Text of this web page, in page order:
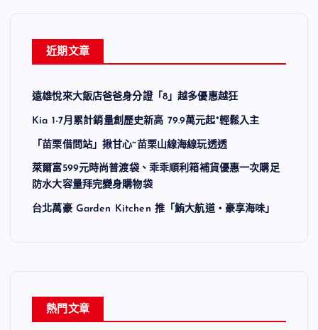
近期文章
遠雄悅來大飯店爸爸身分證「8」越多優惠越狂
Kia 1-7月累計銷量創歷史新高 79.9萬元起*輕鬆入主
「苗栗借問站」揪甘心~苗栗山線海線玩透透
萊爾富599元時尚普渡袋、乖乖順利箱補貨優惠一次購足
防水大容量拜完變身購物袋
台北萬豪 Garden Kitchen 推「鮪大航道・豪享海味」
熱門文章